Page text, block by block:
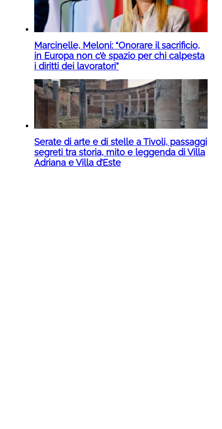
Marcinelle, Meloni: “Onorare il sacrificio,
in Europa non c’è spazio per chi calpesta
i diritti dei lavoratori”
Serate di arte e di stelle a Tivoli, passaggi
segreti tra storia, mito e leggenda di Villa
Adriana e Villa d’Este